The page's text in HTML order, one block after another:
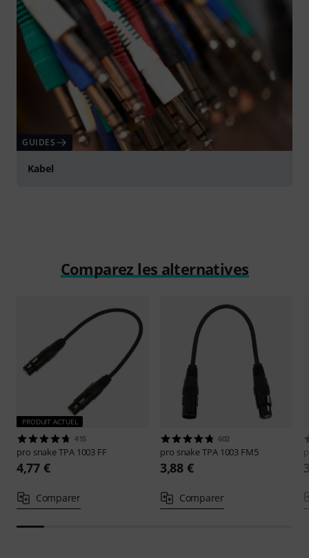
GUIDES
Kabel
Comparez les alternatives
PRODUIT ACTUEL
415
pro snakeTPA 1003 FF
4,77 €
Comparer
602
pro snakeTPA 1003 FM5
3,88 €
Comparer